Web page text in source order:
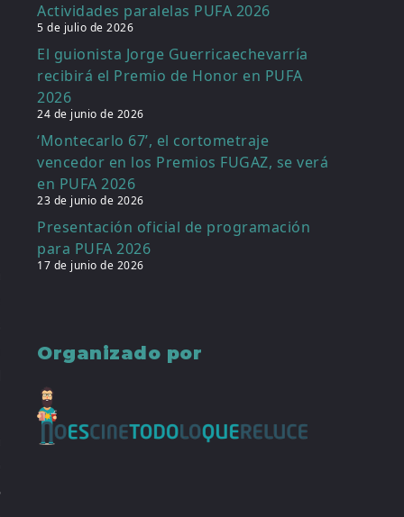
Actividades paralelas PUFA 2026
5 de julio de 2026
El guionista Jorge Guerricaechevarría
recibirá el Premio de Honor en PUFA
2026
24 de junio de 2026
‘Montecarlo 67’, el cortometraje
vencedor en los Premios FUGAZ, se verá
en PUFA 2026
23 de junio de 2026
Presentación oficial de programación
para PUFA 2026
17 de junio de 2026
Organizado por